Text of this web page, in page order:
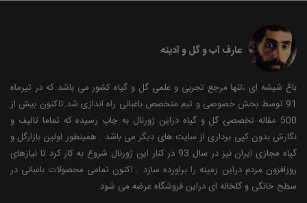
عارف آب و گل و آدینه
باغ شیشه ای ،تنها مرجع تجربی و علمی گل و گیاه کشور می باشد که در تیرماه
91 توسط بخش خصوصی و تیم متخصص باغبانی راه اندازی شد.تاکنون بیش از
500 مقاله تخصصی گل و گیاه دراین ژورنال به چاپ رسیده که تماما تالیف و
نگارش بدون کپی برداری از سایت های دیگر می باشد . همینطور اولین بازارگل و
گیاه مجازی ایران نیز در سال 93 در کنار این ژورنال شروع به کار کرد تا نیازهای
روزافزون مردم دراین زمینه را براورده سازد . اکنون تمامی محصولات باغبانی در
سطح خانگی و گلخانه ای دراین فروشگاه عرضه می شود.